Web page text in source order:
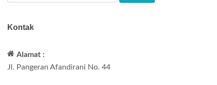
Kontak
Alamat :
Jl. Pangeran Afandirani No. 44